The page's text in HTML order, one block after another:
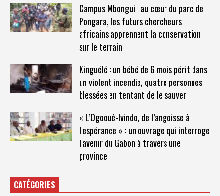
Campus Mbongui : au cœur du parc de
Pongara, les futurs chercheurs
africains apprennent la conservation
sur le terrain
Kinguélé : un bébé de 6 mois périt dans
un violent incendie, quatre personnes
blessées en tentant de le sauver
« L’Ogooué-Ivindo, de l’angoisse à
l’espérance » : un ouvrage qui interroge
l’avenir du Gabon à travers une
province
CATÉGORIES